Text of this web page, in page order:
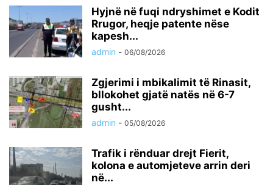
Hyjnë në fuqi ndryshimet e Kodit
Rrugor, heqje patente nëse
kapesh...
admin - 06/08/2026
Zgjerimi i mbikalimit të Rinasit,
bllokohet gjatë natës në 6-7
gusht...
admin - 05/08/2026
Trafik i rënduar drejt Fierit,
kolona e automjeteve arrin deri
në...